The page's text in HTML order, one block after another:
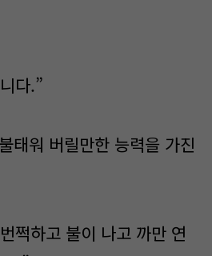
다.”
태워 버릴만한 능력을 가진
쩍하고 불이 나고 까만 연